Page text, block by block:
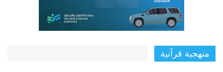
منهجية قرآنية